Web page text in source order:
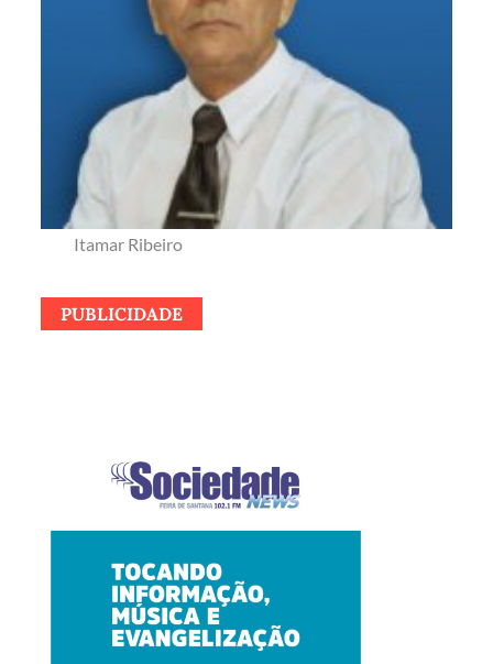
Itamar Ribeiro
PUBLICIDADE